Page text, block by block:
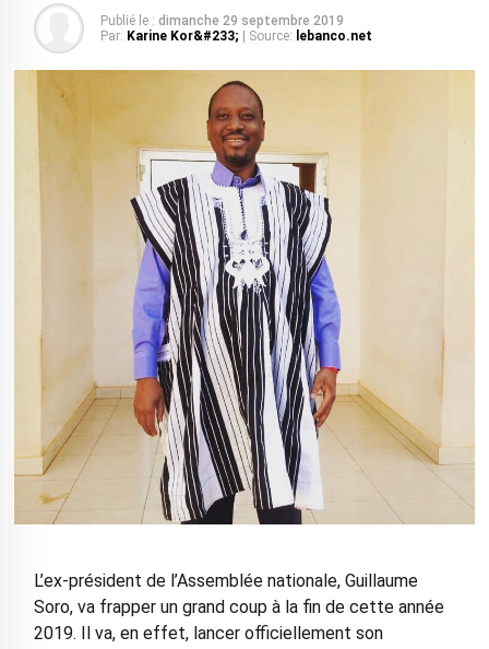
Publié le : dimanche 29 septembre 2019
Par: Karine Kor&#233; | Source: lebanco.net
L’ex-président de l’Assemblée nationale, Guillaume
Soro, va frapper un grand coup à la fin de cette année
2019. Il va, en effet, lancer officiellement son